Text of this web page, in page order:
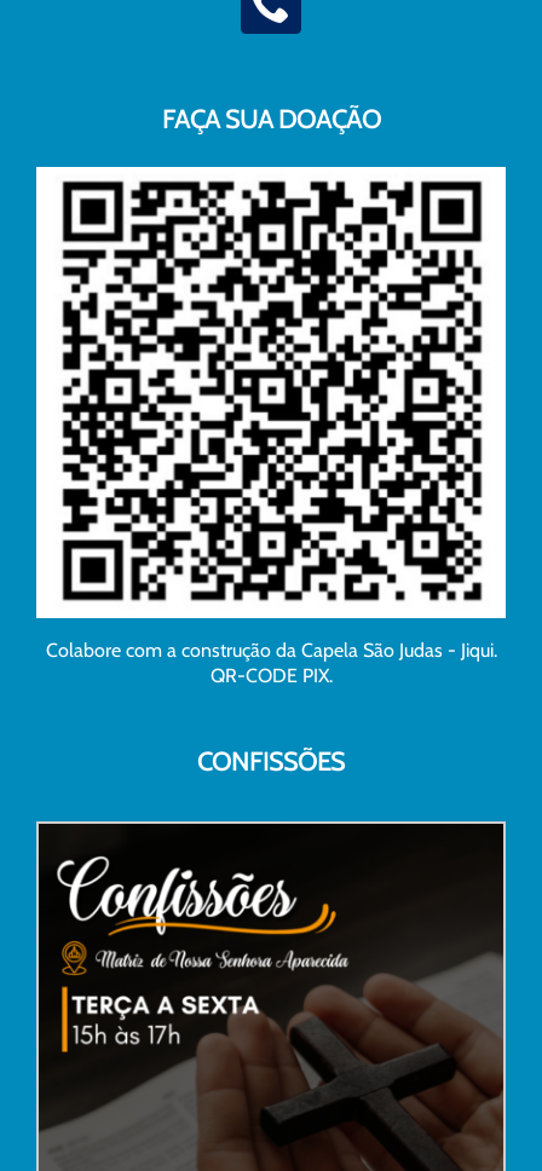
FAÇA SUA DOAÇÃO
Colabore com a construção da Capela São Judas - Jiqui.
QR-CODE PIX.
CONFISSÕES